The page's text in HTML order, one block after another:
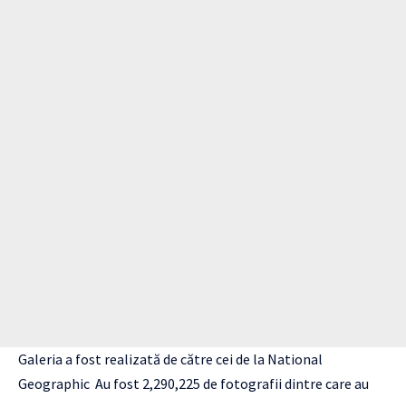
Galeria a fost realizată de către cei de la National
Geographic Au fost 2,290,225 de fotografii dintre care au